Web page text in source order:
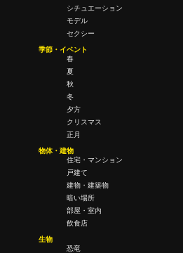
シチュエーション
モデル
セクシー
季節・イベント
春
夏
秋
冬
夕方
クリスマス
正月
物体・建物
住宅・マンション
戸建て
建物・建築物
暗い場所
部屋・室内
飲食店
生物
恐竜